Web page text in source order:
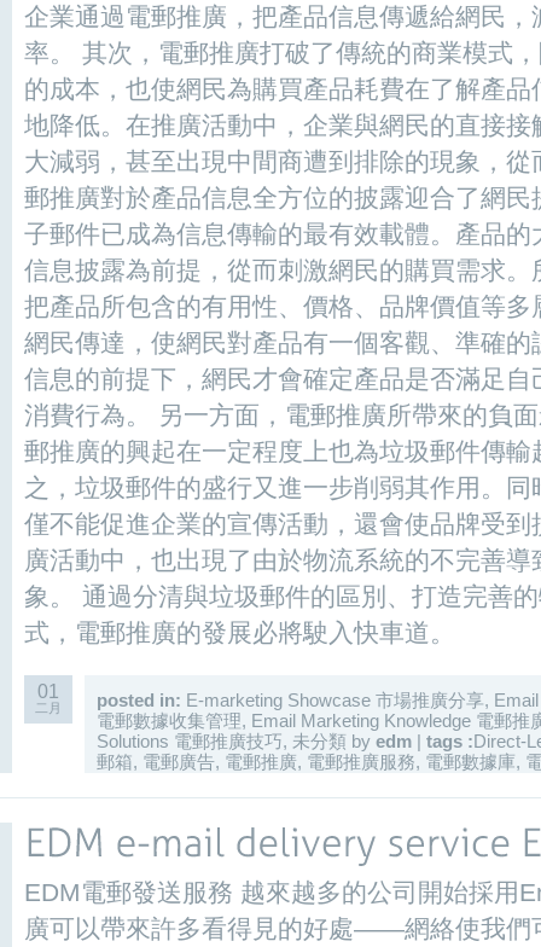
企業通過電郵推廣，把產品信息傳遞給網民
率。 其次，電郵推廣打破了傳統的商業模式
的成本，也使網民為購買產品耗費在了解產
地降低。在推廣活動中，企業與網民的直接
大減弱，甚至出現中間商遭到排除的現象，
郵推廣對於產品信息全方位的披露迎合了網
子郵件已成為信息傳輸的最有效載體。產品
信息披露為前提，從而刺激網民的購買需求
把產品所包含的有用性、價格、品牌價值等
網民傳達，使網民對產品有一個客觀、準確
信息的前提下，網民才會確定產品是否滿足
消費行為。 另一方面，電郵推廣所帶來的負
郵推廣的興起在一定程度上也為垃圾郵件傳
之，垃圾郵件的盛行又進一步削弱其作用。
僅不能促進企業的宣傳活動，還會使品牌受
廣活動中，也出現了由於物流系統的不完善
象。 通過分清與垃圾郵件的區別、打造完善
式，電郵推廣的發展必將駛入快車道。
01
二月 posted in: E-marketing Showcase 市場推廣分享,
電郵數據收集管理, Email Marketing Knowledge 電郵推
Solutions 電郵推廣技巧, 未分類 by edm tags :Direct-
郵箱, 電郵廣告, 電郵推廣, 電郵推廣服務, 電郵數據庫,
EDM電郵發送服務 越來越多的公司開始採用
廣可以帶來許多看得見的好處——網絡使我們